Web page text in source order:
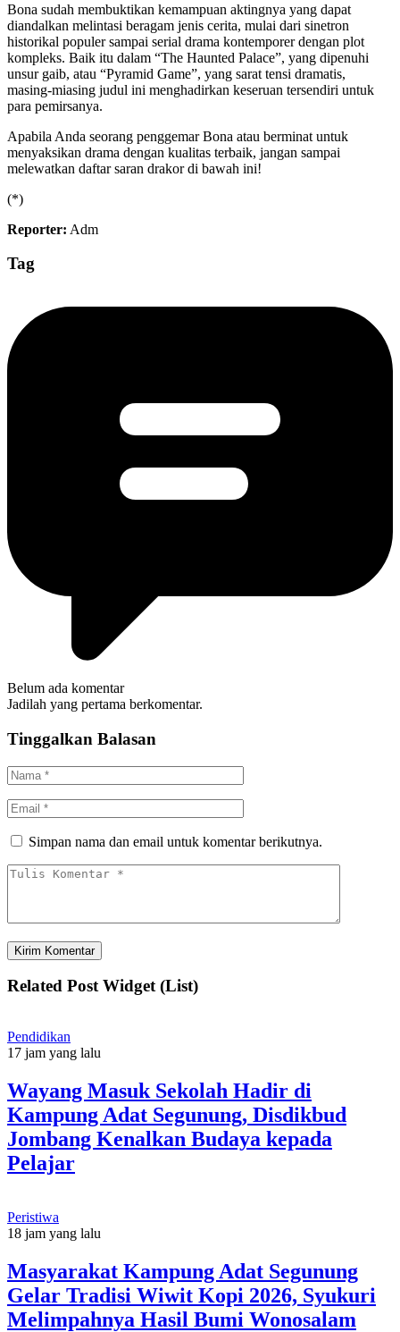
Bona sudah membuktikan kemampuan aktingnya yang dapat
diandalkan melintasi beragam jenis cerita, mulai dari sinetron
historikal populer sampai serial drama kontemporer dengan plot
kompleks. Baik itu dalam “The Haunted Palace”, yang dipenuhi
unsur gaib, atau “Pyramid Game”, yang sarat tensi dramatis,
masing-miasing judul ini menghadirkan keseruan tersendiri untuk
para pemirsanya.
Apabila Anda seorang penggemar Bona atau berminat untuk
menyaksikan drama dengan kualitas terbaik, jangan sampai
melewatkan daftar saran drakor di bawah ini!
(*)
Reporter: Adm
Tag
Belum ada komentar
Jadilah yang pertama berkomentar.
Tinggalkan Balasan
Simpan nama dan email untuk komentar berikutnya.
Related Post Widget (List)
Pendidikan
17 jam yang lalu
Wayang Masuk Sekolah Hadir di
Kampung Adat Segunung, Disdikbud
Jombang Kenalkan Budaya kepada
Pelajar
Peristiwa
18 jam yang lalu
Masyarakat Kampung Adat Segunung
Gelar Tradisi Wiwit Kopi 2026, Syukuri
Melimpahnya Hasil Bumi Wonosalam